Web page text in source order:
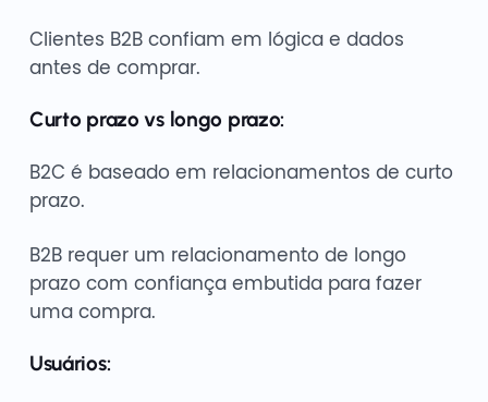
Clientes B2B confiam em lógica e dados
antes de comprar.
Curto prazo vs longo prazo:
B2C é baseado em relacionamentos de curto
prazo.
B2B requer um relacionamento de longo
prazo com confiança embutida para fazer
uma compra.
Usuários: